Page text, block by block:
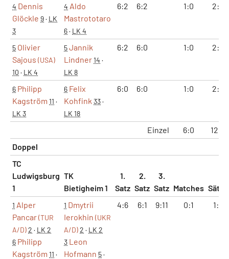
4 Dennis
Glöckle 9· LK
3
4 Aldo
Mastrototaro
6· LK 4
6:2 6:2 1:0 2:0
5 Olivier
Sajous (USA)
10 · LK 4
5Jannik
Lindner14 ·
LK 8
6:2 6:0 1:0 2:0
6 Philipp
Kagström 11 ·
LK 3
6 Felix
Kohfink 33·
LK 18
6:0 6:0 1:0 2:0
Einzel 6:0
12:0
Doppel
TC
Ludwigsburg
1
TK
Bietigheim 1
1.
Satz
2.
Satz
3.
Satz Matches Sätze
1 Alper
Pancar(TUR
A/D)2 · LK 2
6 Philipp
Kagström 11 ·
1 Dmytrii
Ierokhin (UKR
A/D)2 · LK 2
3 Leon
Hofmann 5·
4:6 6:1 9:11 0:1 1:2